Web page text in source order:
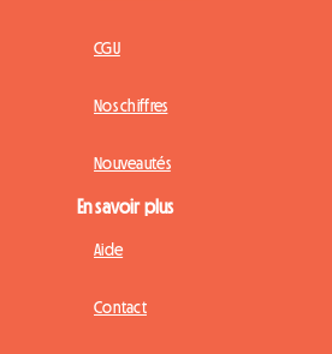
CGU
Nos chiffres
Nouveautés
En savoir plus
Aide
Contact